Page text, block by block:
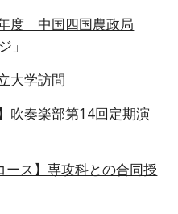
度 中国四国農政局
」
大学訪問
奏楽部第14回定期演
ス】専攻科との合同授